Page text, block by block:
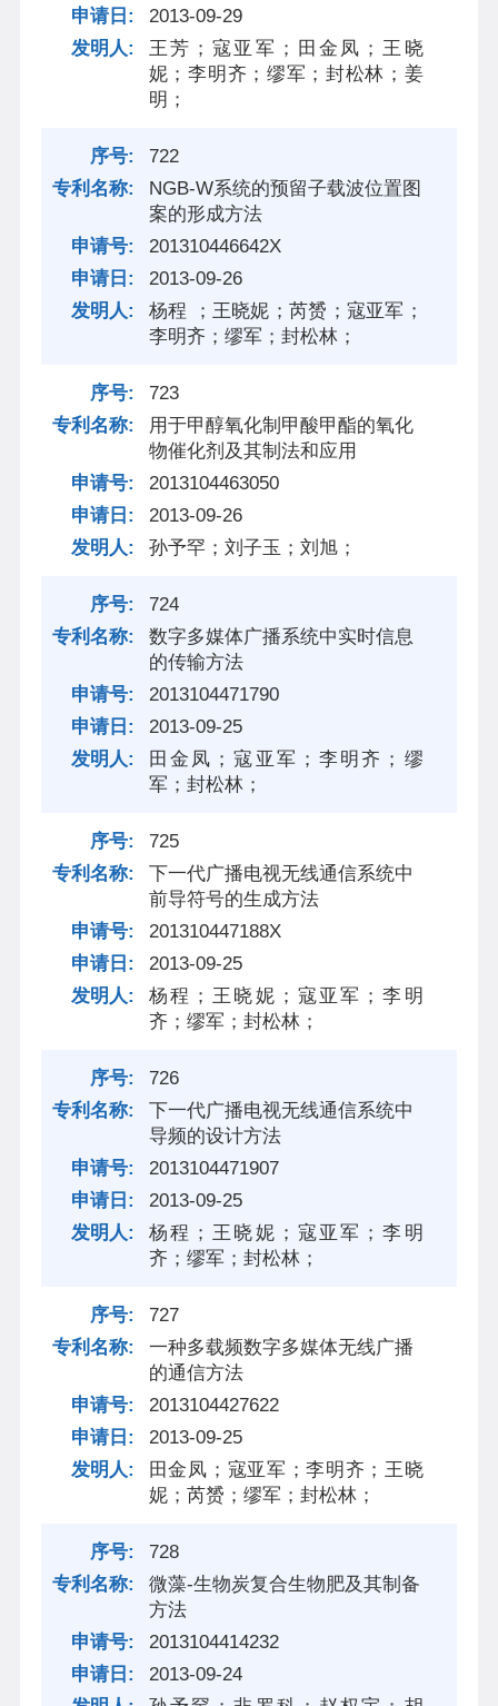
2013-09-29
王芳；寇亚军；田金凤；王晓
妮；李明齐；缪军；封松林；姜
明；
722
NGB-W系统的预留子载波位置图
案的形成方法
201310446642X
2013-09-26
杨程 ；王晓妮；芮赟；寇亚军；
李明齐；缪军；封松林；
723
用于甲醇氧化制甲酸甲酯的氧化
物催化剂及其制法和应用
2013104463050
2013-09-26
孙予罕；刘子玉；刘旭；
724
数字多媒体广播系统中实时信息
的传输方法
2013104471790
2013-09-25
田金凤；寇亚军；李明齐；缪
军；封松林；
725
下一代广播电视无线通信系统中
前导符号的生成方法
201310447188X
2013-09-25
杨程；王晓妮；寇亚军；李明
齐；缪军；封松林；
726
下一代广播电视无线通信系统中
导频的设计方法
2013104471907
2013-09-25
杨程；王晓妮；寇亚军；李明
齐；缪军；封松林；
727
一种多载频数字多媒体无线广播
的通信方法
2013104427622
2013-09-25
田金凤；寇亚军；李明齐；王晓
妮；芮赟；缪军；封松林；
728
微藻-生物炭复合生物肥及其制备
方法
2013104414232
2013-09-24